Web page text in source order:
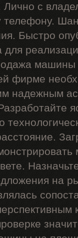
Лично с
телефону.
Быстро
для
машины
фирме
надежным
на